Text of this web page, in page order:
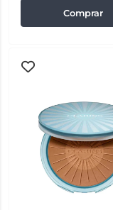
Comprar